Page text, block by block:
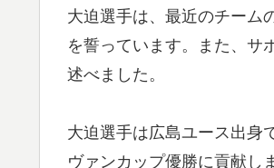
大迫選手は、最近のチーム
を誓っています。また、サ
述べました。
大迫選手は広島ユース出身
ヴァンカップ優勝に貢献し